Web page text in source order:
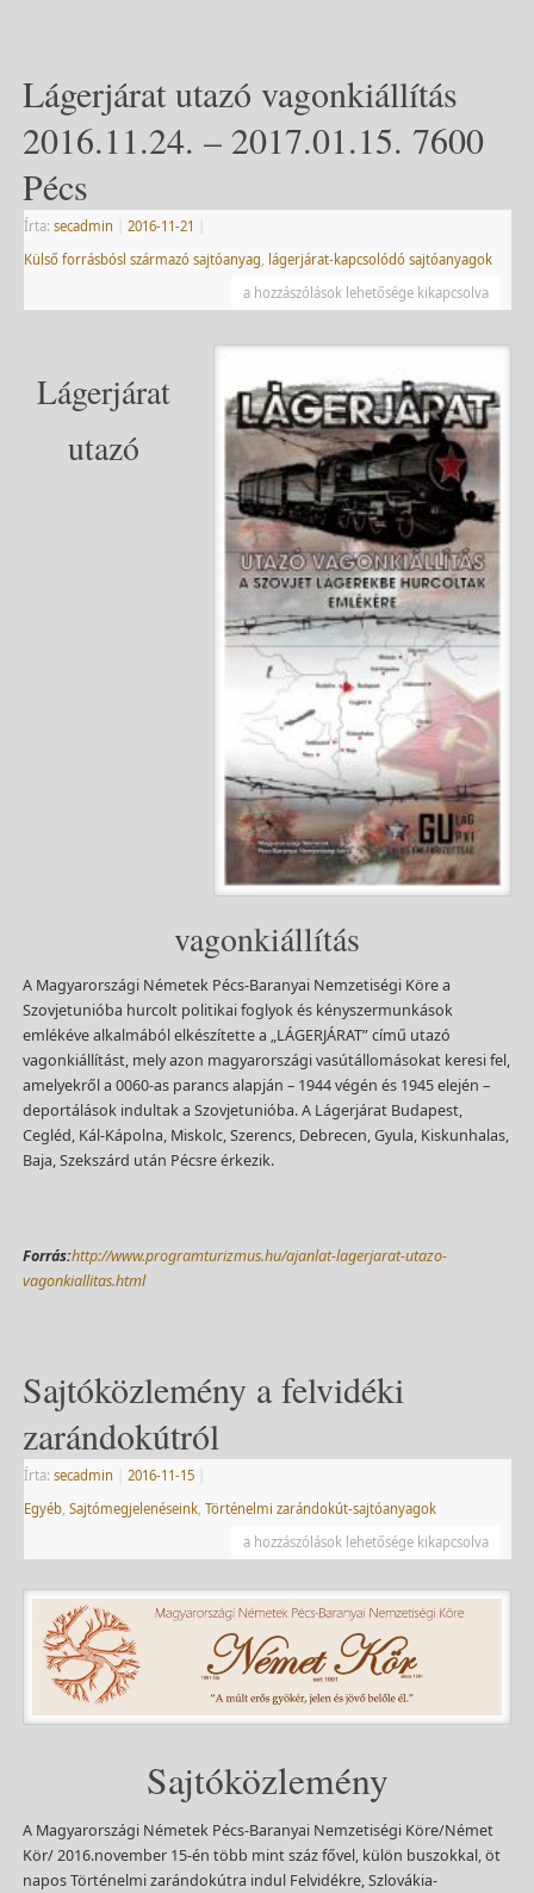
Lágerjárat utazó vagonkiállítás
2016.11.24. – 2017.01.15. 7600
Pécs
Írta: secadmin 2016-11-21
Külső forrásbósl származó sajtóanyag
lágerjárat-kapcsolódó sajtóanyagok
a hozzászólások lehetősége kikapcsolva
Lágerjárat
utazó
vagonkiállítás
A Magyarországi Németek Pécs-Baranyai Nemzetiségi Köre a
Szovjetunióba hurcolt politikai foglyok és kényszermunkások
emlékéve alkalmából elkészítette a „LÁGERJÁRAT” című utazó
vagonkiállítást, mely azon magyarországi vasútállomásokat keresi fel,
amelyekről a 0060-as parancs alapján – 1944 végén és 1945 elején –
deportálások indultak a Szovjetunióba. A Lágerjárat Budapest,
Cegléd, Kál-Kápolna, Miskolc, Szerencs, Debrecen, Gyula, Kiskunhalas,
Baja, Szekszárd után Pécsre érkezik.
Forrás:http://www.programturizmus.hu/ajanlat-lagerjarat-utazo-
vagonkiallitas.html
Sajtóközlemény a felvidéki
zarándokútról
Írta: secadmin 2016-11-15
Egyéb, Sajtómegjelenéseink, Történelmi zarándokút-sajtóanyagok
a hozzászólások lehetősége kikapcsolva
Sajtóközlemény
A Magyarországi Németek Pécs-Baranyai Nemzetiségi Köre/Német
Kör/ 2016.november 15-én több mint száz fővel, külön buszokkal, öt
napos Történelmi zarándokútra indul Felvidékre, Szlovákia-